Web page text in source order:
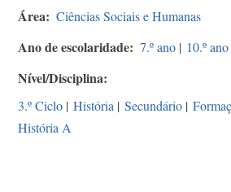
Área Ciências Sociais e Humanas
Ano de escolaridade 7.º ano | 10.º ano
Nível/Disciplina
3.º Ciclo | História | Secundário |
História A